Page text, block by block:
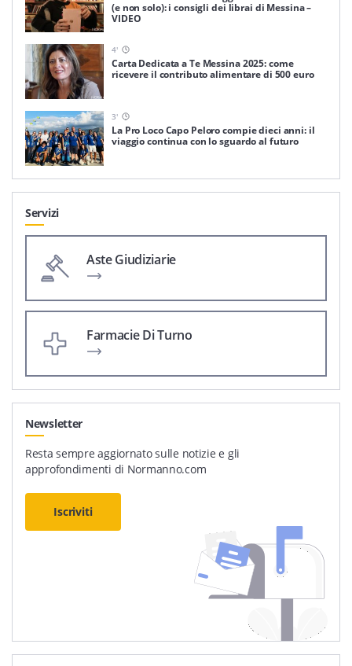
(e non solo): i consigli dei librai di Messina –
VIDEO
4'
Carta Dedicata a Te Messina 2025: come
ricevere il contributo alimentare di 500 euro
3'
La Pro Loco Capo Peloro compie dieci anni: il
viaggio continua con lo sguardo al futuro
Servizi
Aste Giudiziarie
Farmacie Di Turno
Newsletter
Resta sempre aggiornato sulle notizie e gli
approfondimenti di Normanno.com
Iscriviti